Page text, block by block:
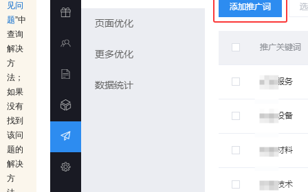
见问
题”中
查询
解决
方
法；
如果
没有
找到
该问
题的
解决
方